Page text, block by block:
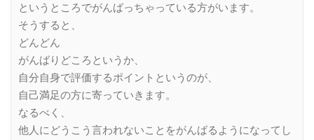
というところでがんばっちゃっている方がいます。
そうすると、
どんどん
がんばりどころというか、
自分自身で評価するポイントというのが、
自己満足の方に寄っていきます。
なるべく、
他人にどうこう言われないことをがんばるようになってし